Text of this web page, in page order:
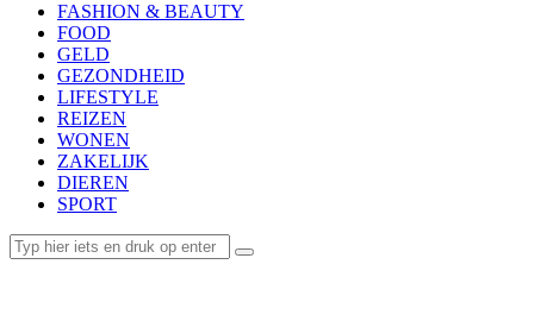
FASHION & BEAUTY
FOOD
GELD
GEZONDHEID
LIFESTYLE
REIZEN
WONEN
ZAKELIJK
DIEREN
SPORT